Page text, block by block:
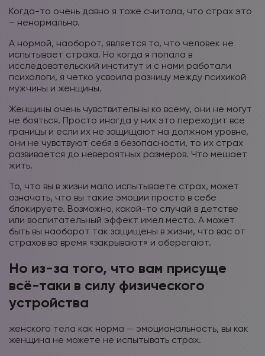
Когда-то очень давно я тоже считала, что страх это
– ненормально.
А нормой, наоборот, является то, что человек не
испытывает страха. Но когда я попала в
исследовательский институт и с нами работали
психологи, я четко усвоила разницу между психикой
мужчины и женщины.
Женщины очень чувствительны ко всему, они не могут
не бояться. Просто иногда у них это переходит все
границы и если их не защищают на должном уровне,
они не чувствуют себя в безопасности, то их страх
развивается до невероятных размеров. Что мешает
жить.
То, что вы в жизни мало испытываете страх, может
означать, что вы такие эмоции просто в себе
блокируете. Возможно, какой-то случай в детстве
или воспитательный эффект имел место. А может
быть вы наоборот так защищены в жизни, что вас от
страхов во время «закрывают» и оберегают.
Но из-за того, что вам присуще
всё-таки в силу физического
устройства
женского тела как норма — эмоциональность, вы как
женщина не можете не испытывать страх.